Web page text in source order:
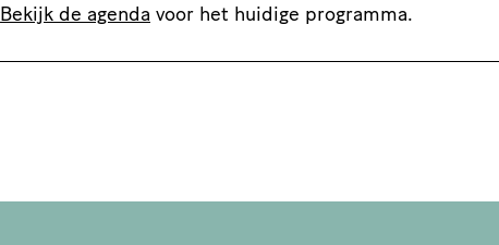
Bekijk de agenda voor het huidige programma.